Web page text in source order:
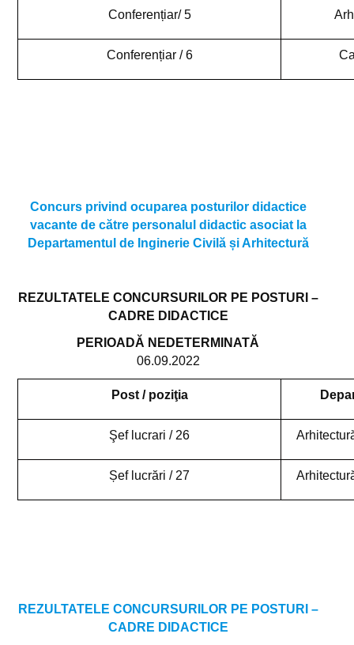
Asociații studențești
Conferențiar/ 5
Conferențiar / 6
Concurs privind ocuparea posturilor didactice
vacante de către personalul didactic asociat la
Departamentul de Inginerie Civilă și Arhitectură
REZULTATELE CONCURSURILOR PE POSTURI –
CADRE DIDACTICE
PERIOADĂ NEDETERMINATĂ
06.09.2022
Post / poziţia
Şef lucrari / 26
Șef lucrări / 27
REZULTATELE CONCURSURILOR PE POSTURI –
CADRE DIDACTICE